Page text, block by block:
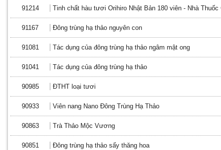
91214 Tinh chất hàu tươi Orihiro Nhật Bản 180 viên - Nhà Thuốc
91167 Đông trùng hạ thảo nguyên con
91081 Tác dụng của đông trùng hạ thảo ngâm mật ong
91041 Tác dụng của đông trùng hạ thảo
90985 ĐTHT loại tươi
90933 Viên nang Nano Đông Trùng Hạ Thảo
90863 Trà Thảo Mộc Vương
90851 Đông trùng hạ thảo sấy thăng hoa